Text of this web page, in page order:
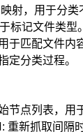
射，用于分类
标记文件类型。
于匹配文件内
定分类过程。
节点列表，用
: 重新抓取间隔